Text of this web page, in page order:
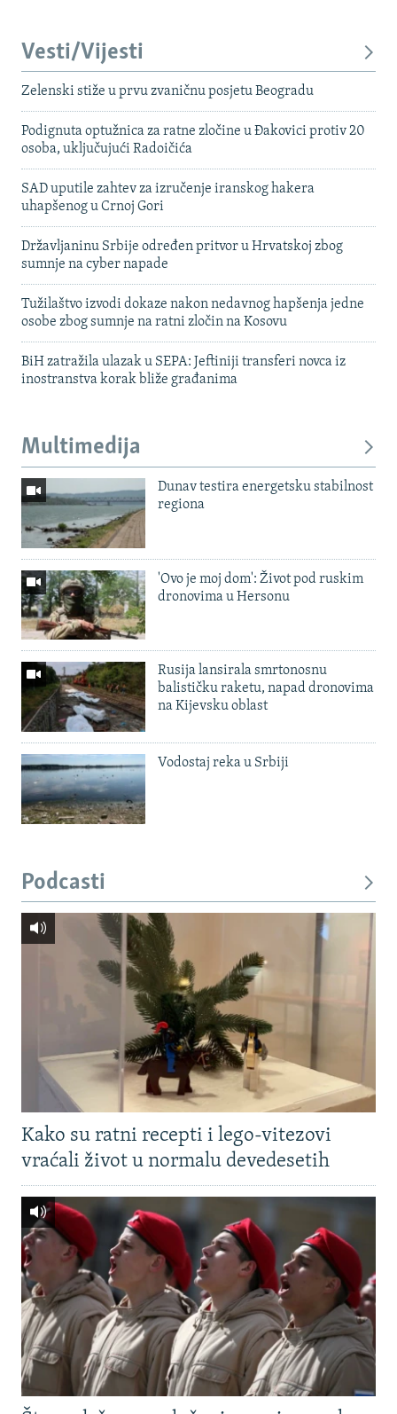
Vesti/Vijesti
Zelenski stiže u prvu zvaničnu posjetu Beogradu
Podignuta optužnica za ratne zločine u Đakovici protiv 20
osoba, uključujući Radoičića
SAD uputile zahtev za izručenje iranskog hakera
uhapšenog u Crnoj Gori
Državljaninu Srbije određen pritvor u Hrvatskoj zbog
sumnje na cyber napade
Tužilaštvo izvodi dokaze nakon nedavnog hapšenja jedne
osobe zbog sumnje na ratni zločin na Kosovu
BiH zatražila ulazak u SEPA: Jeftiniji transferi novca iz
inostranstva korak bliže građanima
Multimedija
Dunav testira energetsku stabilnost
regiona
'Ovo je moj dom': Život pod ruskim
dronovima u Hersonu
Rusija lansirala smrtonosnu
balističku raketu, napad dronovima
na Kijevsku oblast
Vodostaj reka u Srbiji
Podcasti
Kako su ratni recepti i lego-vitezovi
vraćali život u normalu devedesetih